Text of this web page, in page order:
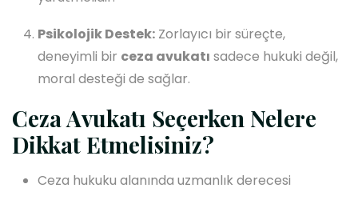
Psikolojik Destek: Zorlayıcı bir süreçte,
deneyimli bir ceza avukatı sadece hukuki değil,
moral desteği de sağlar.
Ceza Avukatı Seçerken Nelere
Dikkat Etmelisiniz?
Ceza hukuku alanında uzmanlık derecesi